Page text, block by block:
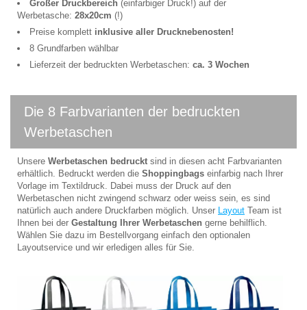
Großer Druckbereich (einfarbiger Druck!) auf der
Werbetasche: 28x20cm (!)
Preise komplett inklusive aller Drucknebenosten!
8 Grundfarben wählbar
Lieferzeit der bedruckten Werbetaschen: ca. 3 Wochen
Die 8 Farbvarianten der bedruckten
Werbetaschen
Unsere Werbetaschen bedruckt sind in diesen acht Farbvarianten
erhältlich. Bedruckt werden die Shoppingbags einfarbig nach Ihrer
Vorlage im Textildruck. Dabei muss der Druck auf den
Werbetaschen nicht zwingend schwarz oder weiss sein, es sind
natürlich auch andere Druckfarben möglich. Unser
Layout Team ist
Ihnen bei der Gestaltung Ihrer Werbetaschen gerne behilflich.
Wählen Sie dazu im Bestellvorgang einfach den optionalen
Layoutservice und wir erledigen alles für Sie.